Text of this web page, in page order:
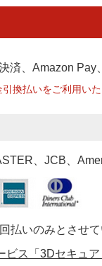
済 、Amazon
換払いをご利用いた
、JCB、
払いのみとさせて
ビス「3Dセキュ